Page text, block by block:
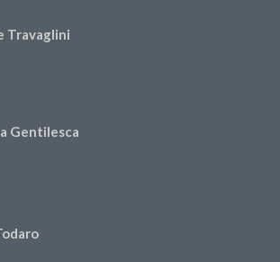
Travaglini
Gentilesca